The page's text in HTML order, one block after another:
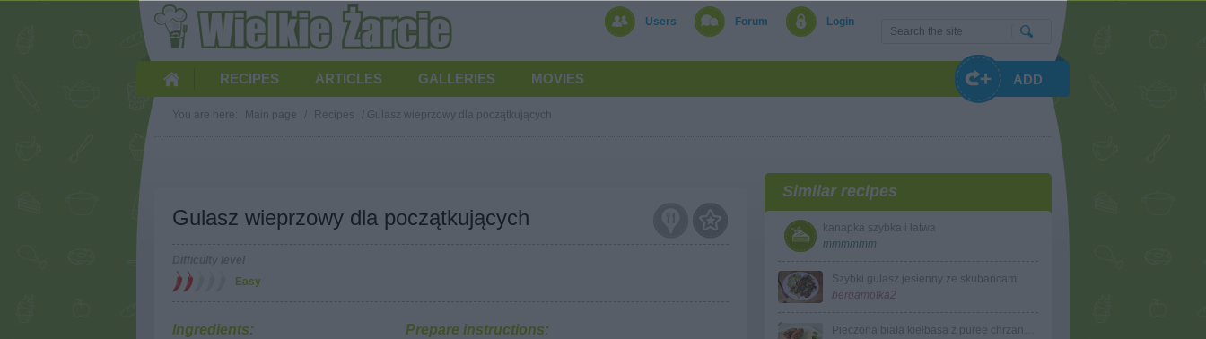
Users Forum Login
RECIPES ARTICLES GALLERIES MOVIES ADD
You are here: Main page / Recipes / Gulasz wieprzowy dla początkujących
Gulasz wieprzowy dla początkujących
Easy
Ingredients: Prepare instructions:
Similar recipes
kanapka szybka i łatwa
mmmmmm
Szybki gulasz jesienny ze skubańcami
bergamotka2